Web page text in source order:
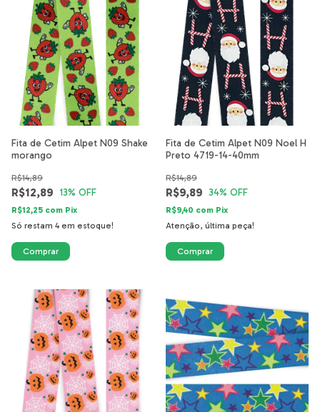
Fita de Cetim Alpet N09 Shake
morango
R$12,89
R$14,89
13% OFF
R$12,25 com Pix
Só restam 4em estoque!
Fita de Cetim Alpet N09 Noel H
Preto 4719-14-40mm
R$9,89
R$14,89
34% OFF
R$9,40 com Pix
Atenção, última peça!